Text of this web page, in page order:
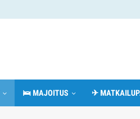
🛌 MAJOITUS ✈